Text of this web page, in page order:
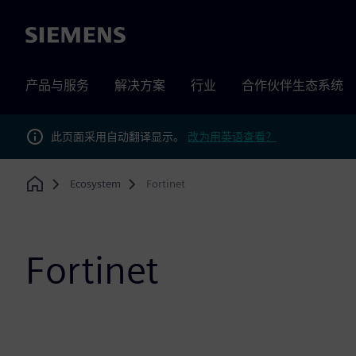
Siemens
产品与服务 解决方案 行业 合作伙伴生态系统
此页面采用自动翻译显示。 改为用英语查看？
Home
Ecosystem Fortinet
Fortinet